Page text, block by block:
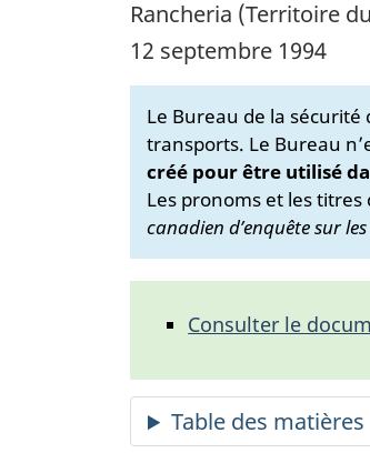
Rancheria (Territoire
12 septembre 1994
Le Bureau de la
transports. Le Bureau
créé pour être utilisé
Les pronoms et les
canadien d’enquête sur
Consulter le